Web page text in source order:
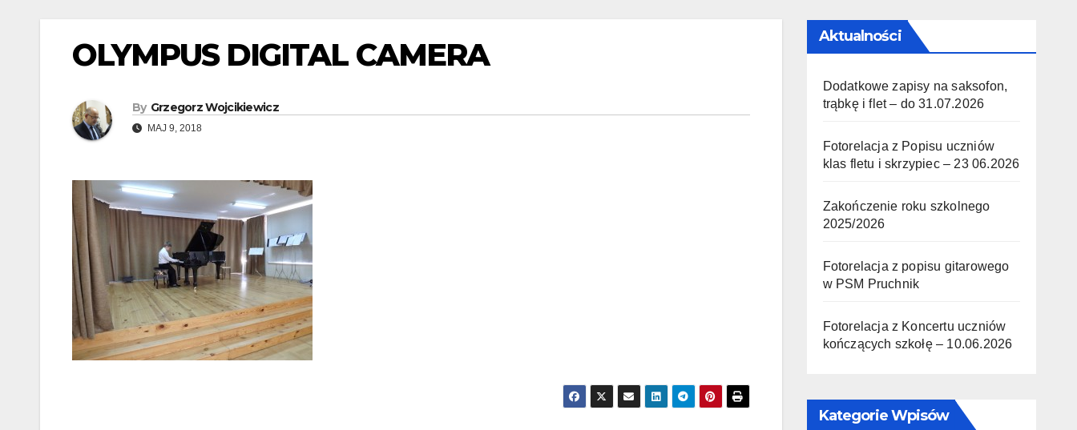
OLYMPUS DIGITAL CAMERA
By Grzegorz Wojcikiewicz
MAJ 9, 2018
Aktualności
Dodatkowe zapisy na saksofon,
trąbkę i flet – do 31.07.2026
Fotorelacja z Popisu uczniów
klas fletu i skrzypiec – 23 06.2026
Zakończenie roku szkolnego
2025/2026
Fotorelacja z popisu gitarowego
w PSM Pruchnik
Fotorelacja z Koncertu uczniów
kończących szkołę – 10.06.2026
Kategorie Wpisów